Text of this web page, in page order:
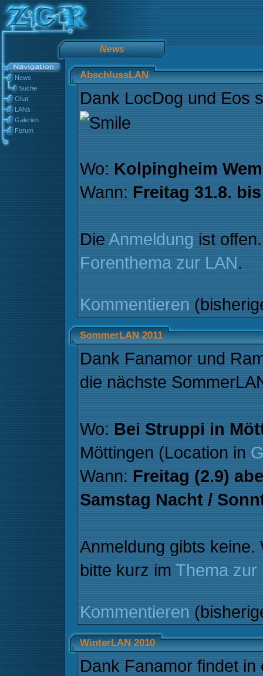
News
News
Suche
Chat
LANs
Galerien
Forum
AbschlussLAN
Dank LocDog und Eos
Wo: Kolpingheim
Wann: Freitag 31.8.
Die Anmeldung ist
Forenthema zur LAN.
Kommentieren
SommerLAN 2011
Dank Fanamor und
die nächste
Wo: Bei Struppi in
Möttingen (Location in
Wann: Freitag (2.9)
Samstag Nacht /
Anmeldung gibts
bitte kurz im Thema zur
Kommentieren
WinterLAN 2010
Dank Fanamor findet in